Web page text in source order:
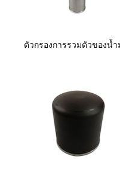
ตัวกรองการรวมตัวของน้